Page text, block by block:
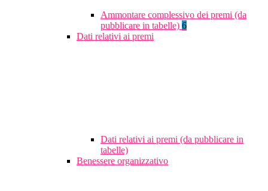
Ammontare complessivo dei premi (da
pubblicare in tabelle) 6
Dati relativi ai premi
Dati relativi ai premi (da pubblicare in
tabelle)
Benessere organizzativo